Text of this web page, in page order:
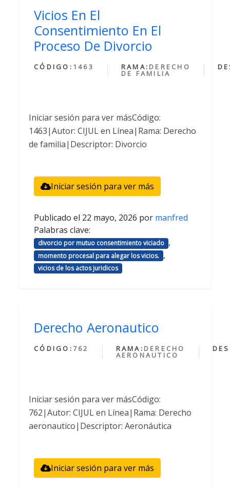
Vicios En El
Consentimiento En El
Proceso De Divorcio
CÓDIGO: 1463 RAMA: DERECHO
DE FAMILIA
Iniciar sesión para ver másCódigo:
1463|Autor: CIJUL en Línea|Rama: Derecho
de familia|Descriptor: Divorcio
Iniciar sesión para ver más
Publicado el 22 mayo, 2026 por manfred
Palabras clave:
divorcio por mutuo consentimiento viciado ,
momento procesal para alegar los vicios. ,
vicios de los actos juridicos
Derecho Aeronautico
CÓDIGO: 762 RAMA: DERECHO
AERONAUTICO
Iniciar sesión para ver másCódigo:
762|Autor: CIJUL en Línea|Rama: Derecho
aeronautico|Descriptor: Aeronáutica
Iniciar sesión para ver más